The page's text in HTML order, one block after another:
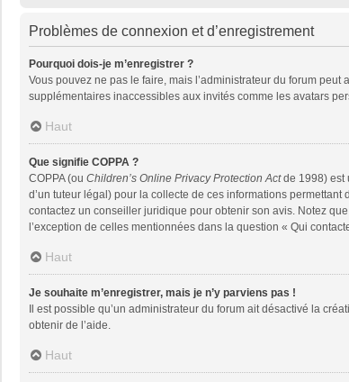
Problèmes de connexion et d’enregistrement
Pourquoi dois-je m’enregistrer ?
Vous pouvez ne pas le faire, mais l’administrateur du forum
supplémentaires inaccessibles aux invités comme les avatars
Haut
Que signifie COPPA ?
COPPA (ou Children’s Online Privacy Protection Actde 1998) est
d’un tuteur légal) pour la collecte de ces informations
contactez un conseiller juridique pour obtenir son avis. Notez
l’exception de celles mentionnées dans la question « Qui
Haut
Je souhaite m’enregistrer, mais je n’y parviens pas !
Il est possible qu’un administrateur du forum ait désactivé la
obtenir de l’aide.
Haut